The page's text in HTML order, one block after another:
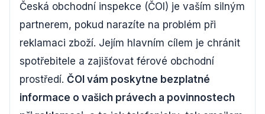
Česká obchodní inspekce (ČOI) je vaším silným
partnerem, pokud narazíte na problém při
reklamaci zboží. Jejím hlavním cílem je chránit
spotřebitele a zajišťovat férové obchodní
prostředí. ČOI vám poskytne bezplatné
informace o vašich právech a povinnostech